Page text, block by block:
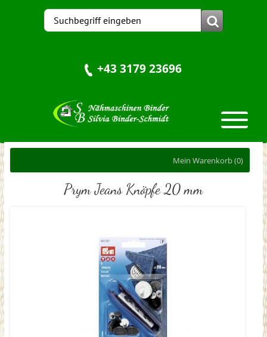
+43 3179 23696
Mein Warenkorb(0)
Prym Jeans Knöpfe 20 mm